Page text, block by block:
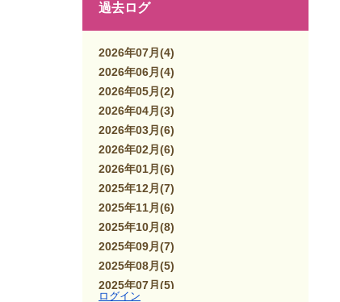
過去ログ
2026年07月 (4)
2026年06月 (4)
2026年05月 (2)
2026年04月 (3)
2026年03月 (6)
2026年02月 (6)
2026年01月 (6)
2025年12月 (7)
2025年11月 (6)
2025年10月 (8)
2025年09月 (7)
2025年08月 (5)
2025年07月 (5)
ログイン